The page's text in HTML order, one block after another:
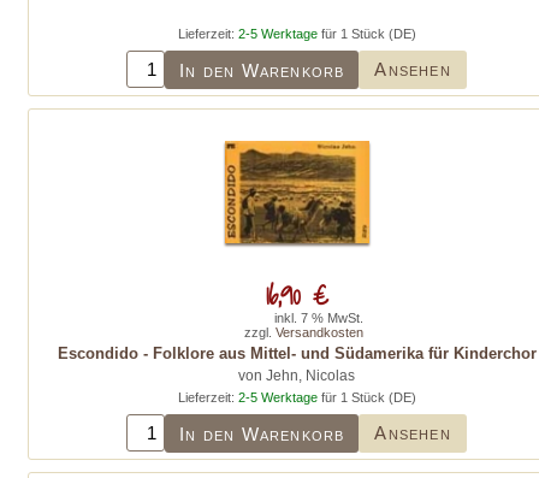
Lieferzeit: 2-5 Werktagefür 1 Stück (DE)
In den Warenkorb Ansehen
Escondido - Folklore aus Mittel- und Südamerika für Kinderchor
von Jehn, Nicolas
Lieferzeit: 2-5 Werktagefür 1 Stück (DE)
In den Warenkorb Ansehen
16,90 €
inkl. 7 % MwSt.
zzgl. Versandkosten